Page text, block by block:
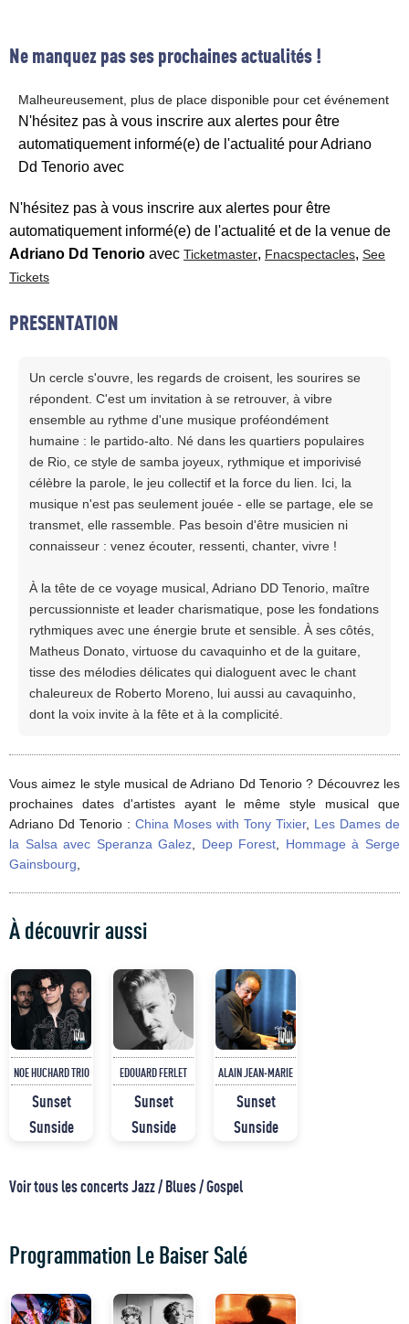
Ne manquez pas ses prochaines actualités !
Malheureusement, plus de place disponible pour cet événement
N'hésitez pas à vous inscrire aux alertes pour être
automatiquement informé(e) de l'actualité pour Adriano
Dd Tenorio avec
N'hésitez pas à vous inscrire aux alertes pour être
automatiquement informé(e) de l'actualité et de la venue de
Adriano Dd Tenorio avec Ticketmaster, Fnacspectacles, See
Tickets
PRESENTATION
Un cercle s'ouvre, les regards de croisent, les sourires se
répondent. C'est um invitation à se retrouver, à vibre
ensemble au rythme d'une musique proféondément
humaine : le partido-alto. Né dans les quartiers populaires
de Rio, ce style de samba joyeux, rythmique et imporivisé
célèbre la parole, le jeu collectif et la force du lien. Ici, la
musique n'est pas seulement jouée - elle se partage, ele se
transmet, elle rassemble. Pas besoin d'être musicien ni
connaisseur : venez écouter, ressenti, chanter, vivre !
À la tête de ce voyage musical, Adriano DD Tenorio, maître
percussionniste et leader charismatique, pose les fondations
rythmiques avec une énergie brute et sensible. À ses côtés,
Matheus Donato, virtuose du cavaquinho et de la guitare,
tisse des mélodies délicates qui dialoguent avec le chant
chaleureux de Roberto Moreno, lui aussi au cavaquinho,
dont la voix invite à la fête et à la complicité.
Vous aimez le style musical de Adriano Dd Tenorio ? Découvrez les
prochaines dates d'artistes ayant le même style musical que
Adriano Dd Tenorio : China Moses with Tony Tixier, Les Dames de
la Salsa avec Speranza Galez
Deep Forest
Hommage à Serge
Gainsbourg
À découvrir aussi
NOE HUCHARD TRIO
Sunset
Sunside
EDOUARD FERLET
Sunset
Sunside
ALAIN JEAN-MARIE
Sunset
Sunside
Voir tous les concerts Jazz / Blues / Gospel
Programmation Le Baiser Salé